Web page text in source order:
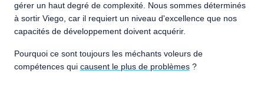
gérer un haut degré de complexité. Nous sommes déterminés
à sortir Viego, car il requiert un niveau d'excellence que nos
capacités de développement doivent acquérir.
Pourquoi ce sont toujours les méchants voleurs de
compétences qui causent le plus de problèmes ?